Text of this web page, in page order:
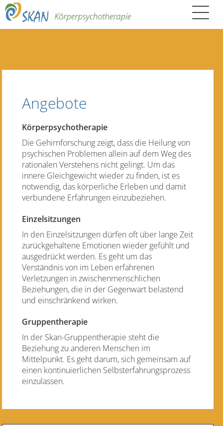
Angebote
Körperpsychotherapie
Die Gehirnforschung zeigt, dass die Heilung von
psychischen Problemen allein auf dem Weg des
rationalen Verstehens nicht gelingt. Um das
innere Gleichgewicht wieder zu finden, ist es
notwendig, das körperliche Erleben und damit
verbundene Erfahrungen einzubeziehen.
Einzelsitzungen
In den Einzelsitzungen dürfen oft über lange Zeit
zurückgehaltene Emotionen wieder gefühlt und
ausgedrückt werden. Es geht um das
Verständnis von im Leben erfahrenen
Verletzungen in zwischenmenschlichen
Beziehungen, die in der Gegenwart belastend
und einschränkend wirken.
Gruppentherapie
In der Skan-Gruppentherapie steht die
Beziehung zu anderen Menschen im
Mittelpunkt. Es geht darum, sich gemeinsam auf
einen kontinuierlichen Selbsterfahrungsprozess
einzulassen.